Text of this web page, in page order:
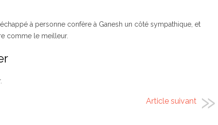
échappé à personne confère à Ganesh un côté sympathique, et
comme le meilleur.
Article suivant